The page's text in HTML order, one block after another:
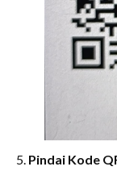
Pindai Kode